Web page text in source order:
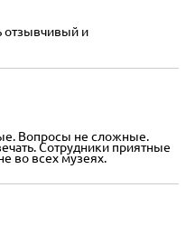
отзывчивый и
Вопросы не сложные.
Сотрудники приятные
во всех музеях.